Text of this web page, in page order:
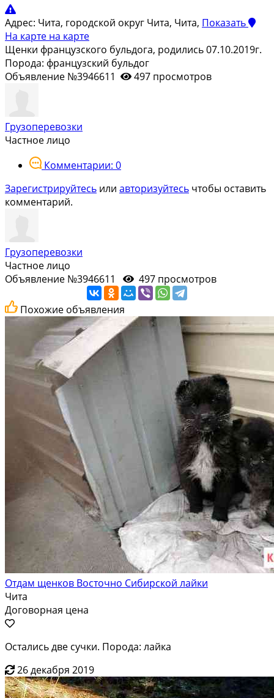
Адрес: Чита, городской округ Чита, Чита, Показать
На карте на карте
Щенки французского бульдога, родились 07.10.2019г.
Порода: французский бульдог
Объявление №3946611
497 просмотров
Грузоперевозки
Частное лицо
Комментарии: 0
Зарегистрируйтесь или авторизуйтесь чтобы оставить
комментарий.
Грузоперевозки
Частное лицо
Объявление №3946611
497 просмотров
Похожие объявления
Отдам щенков Восточно Сибирской лайки
Чита
Договорная цена
Остались две сучки. Порода: лайка
26 декабря 2019